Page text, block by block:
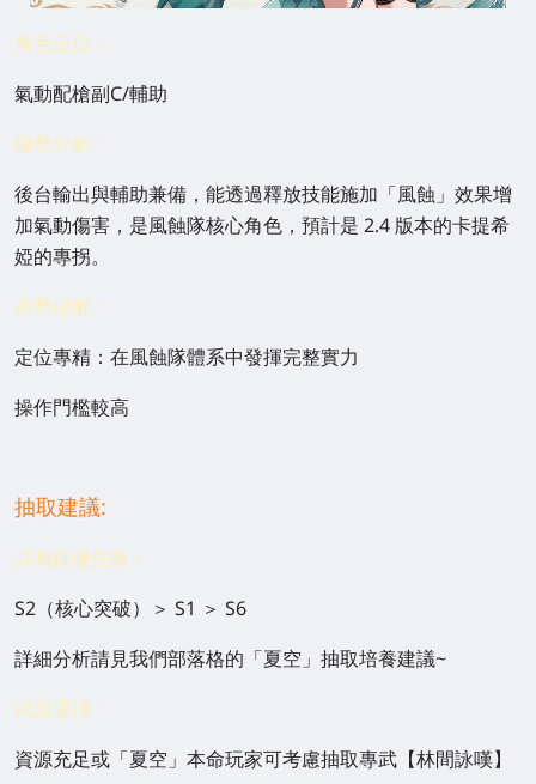
角色定位：
氣動配槍副C/輔助
優勢分析：
後台輸出與輔助兼備，能透過釋放技能施加「風蝕」效果增
加氣動傷害，是風蝕隊核心角色，預計是 2.4 版本的卡提希
婭的專拐。
劣勢提醒：
定位專精：在風蝕隊體系中發揮完整實力
操作門檻較高
抽取建議:
共鳴鏈優先級：
S2（核心突破）＞ S1 ＞ S6
詳細分析請見我們部落格的「夏空」抽取培養建議~
武器選擇：
資源充足或「夏空」本命玩家可考慮抽取專武【林間詠嘆】